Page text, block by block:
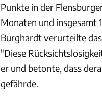
Punkte in der
Monaten und insgesamt
Burghardt verurteilte
"Diese
er und betonte, dass
gefährde.